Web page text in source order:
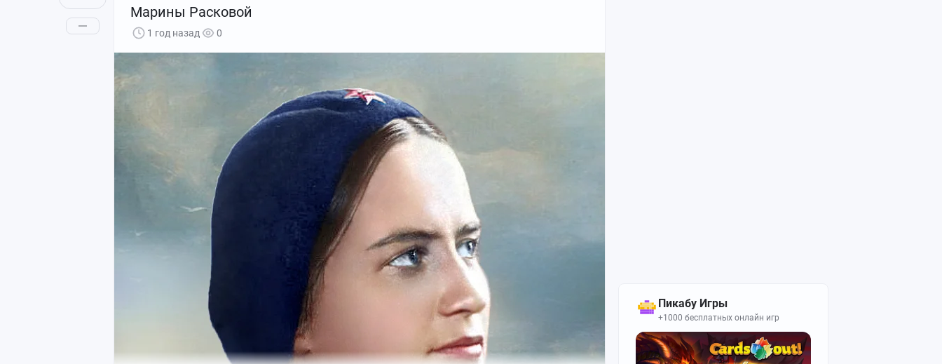
Пикабу Игры
+1000 бесплатных онлайн игр
Девочка, которая хотела летать
В 1925 году тринадцатилетняя Марина Раскова стояла во дворе московского дома и задирала
голову к небу. Над городом пролетал самолёт - редкость для тех времён. Соседские мальчишки
кричали и размахивали руками, а Марина молча смотрела на крылатую машину и знала точно:
когда-нибудь она будет там, в синеве.
Родители посмеивались над мечтами дочери. Отец работал инженером, мать - учительницей.
Обычная интеллигентная семья, где девочкам полагалось становиться врачами или педагогами,
но никак не покорителями воздушного океана.
Но Марина оказалась упрямой. Закончив школу, она поступила не в педагогический институт, а
на навигационные курсы. Единственное место в авиации, где женщин терпели - штурманская
служба. Мужчины считали: ну пусть девчонка таблицы составляет и координаты высчитывает,
не мужское это дело.
Марины Расковой
1 год назад 0